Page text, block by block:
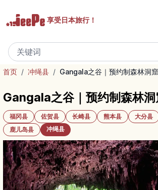
享受日本旅行！
首页 / 冲绳县 / Gangala之谷｜预约制森林洞
Gangala之谷｜预约制森林
福冈县 佐贺县 长崎县 熊本县 大分县
鹿儿岛县
冲绳县